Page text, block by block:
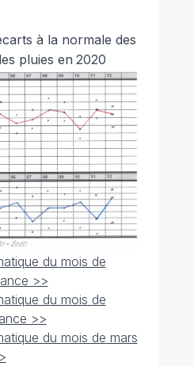
à la normale des
pluies en 2020
du mois de
>>
du mois de
>>
du mois de mars